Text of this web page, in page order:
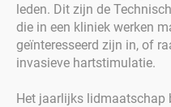
leden. Dit zijn de
die in een kliniek werken
geïnteresseerd zijn in, of
invasieve hartstimulatie.
Het jaarlijks lidmaatschap